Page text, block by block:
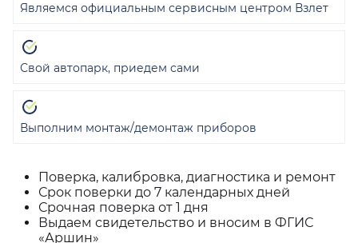
Поверка, калибровка, диагностика и ремонт
Срок поверки до 7 календарных дней
Срочная поверка от 1 дня
Выдаем свидетельство и вносим в ФГИС
«Аршин»
Являемся официальным сервисным центром Взлет
Свой автопарк, приедем сами
Выполним монтаж/демонтаж приборов